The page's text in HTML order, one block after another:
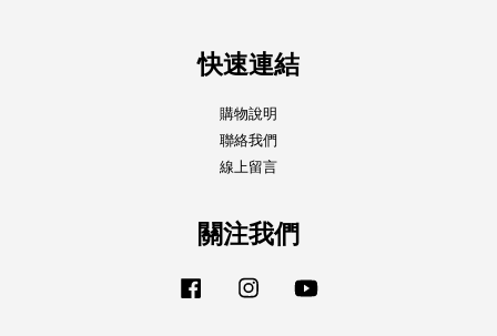
快速連結
購物說明
聯絡我們
線上留言
關注我們
Facebook Instagram